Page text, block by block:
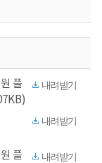
플
내려받기
내려받기
플
내려받기